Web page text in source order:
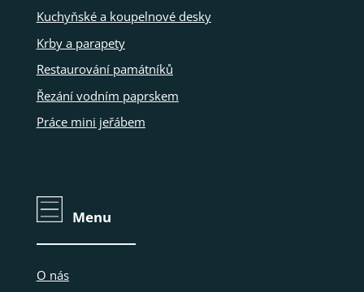
Kuchyňské a koupelnové desky
Krby a parapety
Restaurování památníků
Řezání vodním paprskem
Práce mini jeřábem
Menu
O nás